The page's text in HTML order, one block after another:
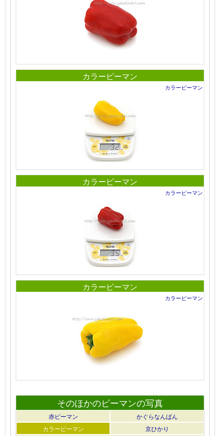
カラーピーマン
カラーピーマン
カラーピーマン
カラーピーマン
カラーピーマン
カラーピーマン
そのほかのピーマンの写真
赤ピーマン
かぐらなんばん
カラーピーマン
京ひかり